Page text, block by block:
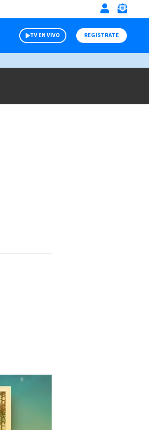
TV EN VIVO REGISTRATE